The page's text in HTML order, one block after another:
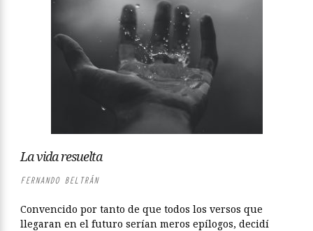
La vida resuelta
FERNANDO BELTRÁN
Convencido por tanto de que todos los versos que
llegaran en el futuro serían meros epílogos, decidí